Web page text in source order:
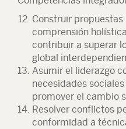
Construir propuestas
comprensión
contribuir a superar
global
Asumir el liderazgo
necesidades
promover el cambio
Resolver conflictos
conformidad a